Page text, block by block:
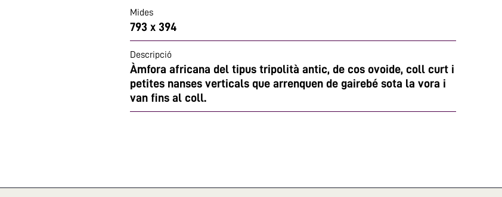
Mides
793 x 394
Descripció
Àmfora africana del tipus tripolità antic, de cos ovoide, coll curt i
petites nanses verticals que arrenquen de gairebé sota la vora i
van fins al coll.